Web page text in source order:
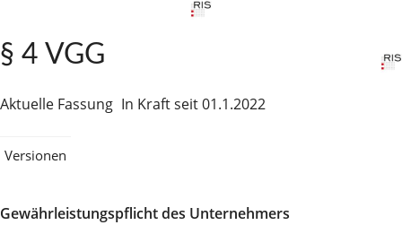
§ 4 VGG
Aktuelle Fassung In Kraft seit 01.1.2022
Versionen
Gewährleistungspflicht des Unternehmers